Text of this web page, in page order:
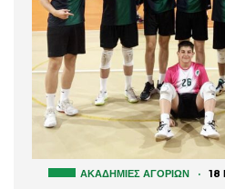
ΑΚΑΔΗΜΊΕΣ ΑΓΟΡΙΏΝ · 18